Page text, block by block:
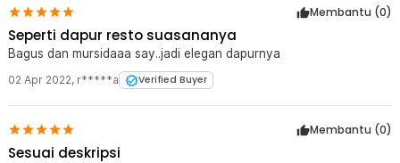
Membantu (0)
Seperti dapur resto suasananya
Bagus dan mursidaaa say..jadi elegan dapurnya
02 Apr 2022, r*****a Verified Buyer
Membantu (0)
Sesuai deskripsi